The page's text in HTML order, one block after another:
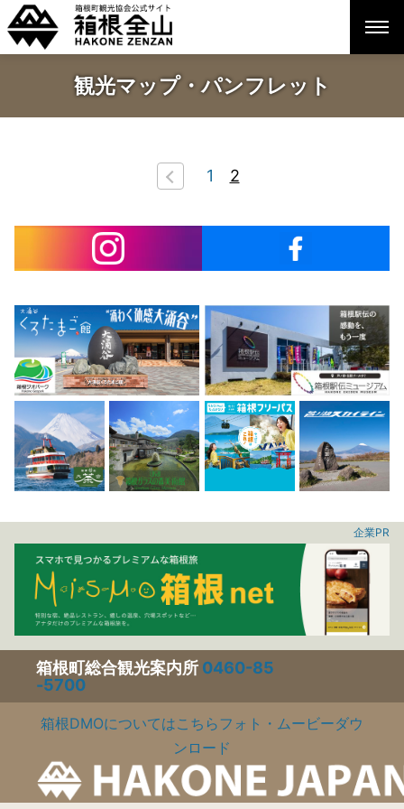
観光マップ・パンフレット
1 2
企業PR
箱根町総合観光案内所 0460-85
-5700
箱根DMOについてはこちらフォト・ムービーダウ
ンロード